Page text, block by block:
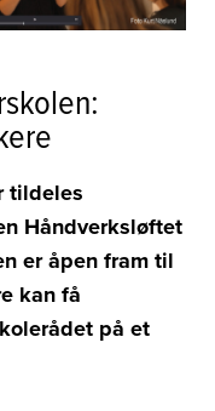
tildeles
Håndverksløftet
er åpen fram til
kan få
på et